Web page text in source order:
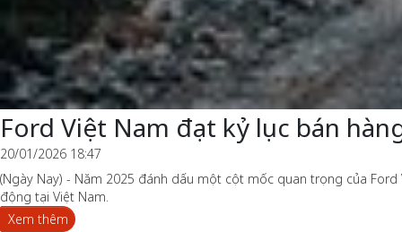
Ford Việt Nam đạt kỷ lục bán
20/01/2026 18:47
(Ngày Nay) - Năm 2025 đánh dấu một cột mốc quan trọng của
động tại Việt Nam.
Xem thêm